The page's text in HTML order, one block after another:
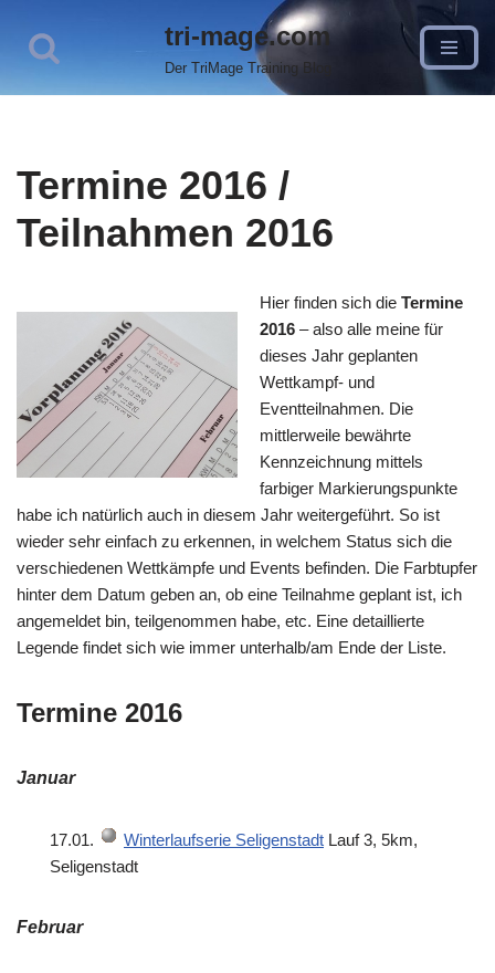
Zum
tri-mage.com
Der TriMage Training Blog
Termine 2016 /
Teilnahmen 2016
Hier finden sich die Termine
2016 – also alle meine für
dieses Jahr geplanten
Wettkampf- und
Eventteilnahmen. Die
mittlerweile bewährte
Kennzeichnung mittels
farbiger Markierungspunkte
habe ich natürlich auch in diesem Jahr weitergeführt. So ist
wieder sehr einfach zu erkennen, in welchem Status sich die
verschiedenen Wettkämpfe und Events befinden. Die Farbtupfer
hinter dem Datum geben an, ob eine Teilnahme geplant ist, ich
angemeldet bin, teilgenommen habe, etc. Eine detaillierte
Legende findet sich wie immer unterhalb/am Ende der Liste.
Termine 2016
Januar
17.01. Winterlaufserie Seligenstadt Lauf 3, 5km,
Seligenstadt
Februar